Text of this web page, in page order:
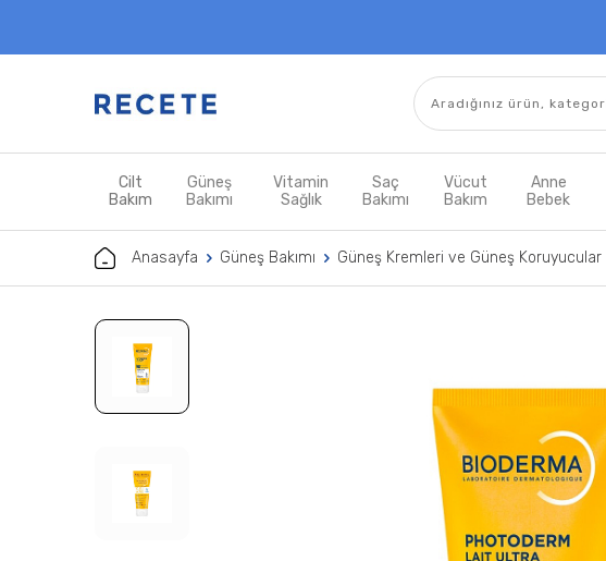
Cilt
Bakım
Güneş
Bakımı
Vitamin
Sağlık
Saç
Bakımı
Vücut
Bakım
Anne
Bebek
Anasayfa Güneş Bakımı Güneş Kremleri ve Güneş Koruyucular